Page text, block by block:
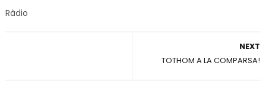
Ràdio
NEXT
TOTHOM A LA COMPARSA!